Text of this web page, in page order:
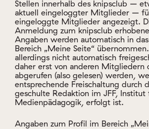
Medienpädagogik, erfolgt ist.
Angaben zum Profil im Bereich
können jederzeit geändert, ergänzt
werden. Außerdem kann die